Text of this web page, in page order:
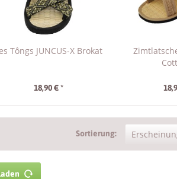
Tôngs JUNCUS-X Brokat
18,90 € *
Sortierung: